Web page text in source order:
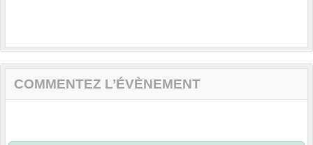
COMMENTEZ L’ÉVÈNEMENT